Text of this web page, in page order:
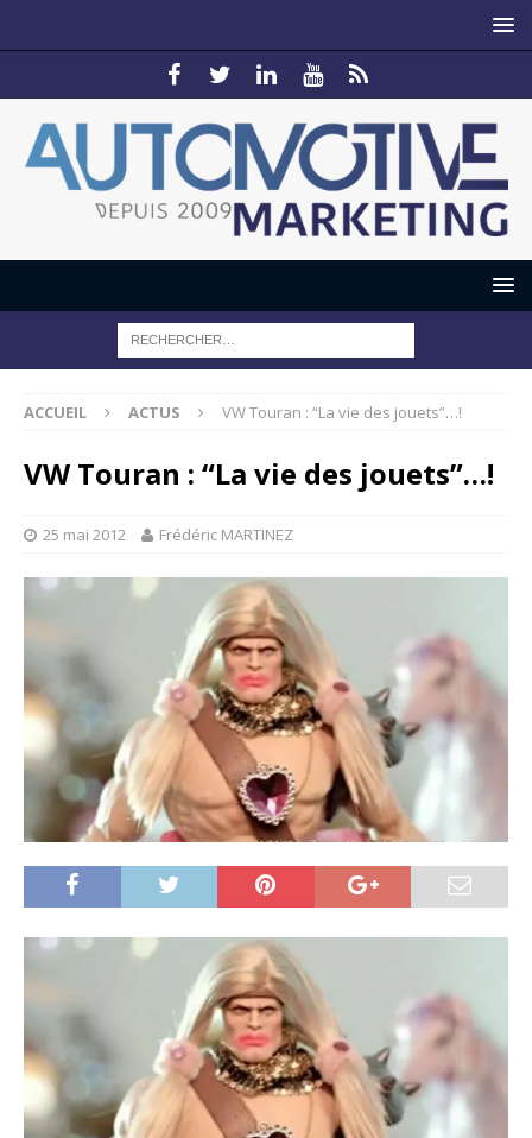
ACCUEIL ACTUS VW Touran : “La vie des jouets”…!
VW Touran : “La vie des jouets”…!
25 mai 2012 Frédéric MARTINEZ